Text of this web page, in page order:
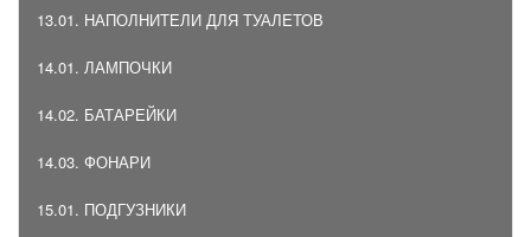
13.01. НАПОЛНИТЕЛИ ДЛЯ ТУАЛЕТОВ
14.01. ЛАМПОЧКИ
14.02. БАТАРЕЙКИ
14.03. ФОНАРИ
15.01. ПОДГУЗНИКИ